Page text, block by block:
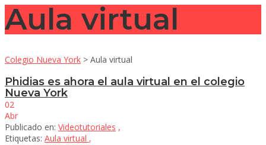
Aula virtual
Colegio Nueva York > Aula virtual
Phidias es ahora el aula virtual en el colegio
Nueva York
02
Abr
Publicado en: Videotutoriales ,
Etiquetas: Aula virtual ,